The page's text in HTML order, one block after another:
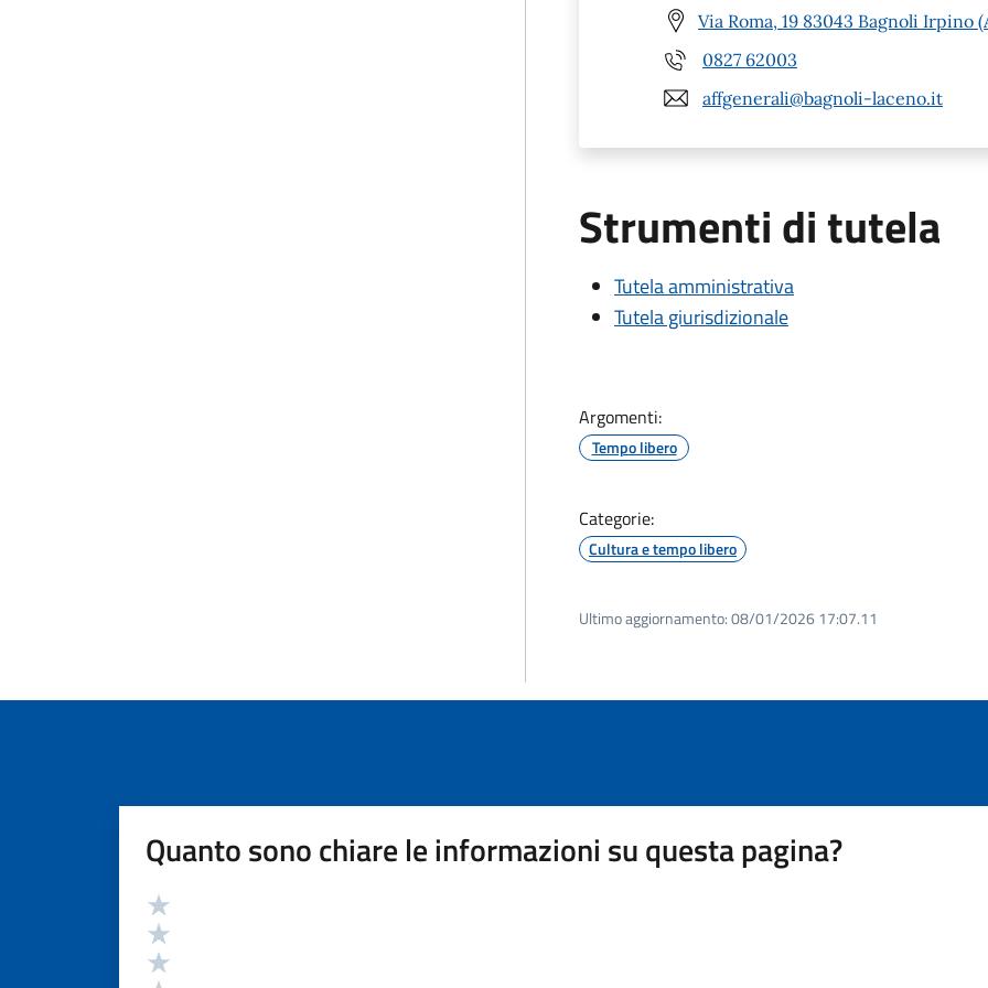
Via Roma, 19 83043 Bagnoli Irpino
0827 62003
affgenerali@bagnoli-laceno.it
Strumenti di tutela
Tutela amministrativa
Tutela giurisdizionale
Argomenti:
Tempo libero
Categorie:
Cultura e tempo libero
Ultimo aggiornamento:08/01/2026 17:07.11
Quanto sono chiare le informazioni su questa pagina?
Valutazione